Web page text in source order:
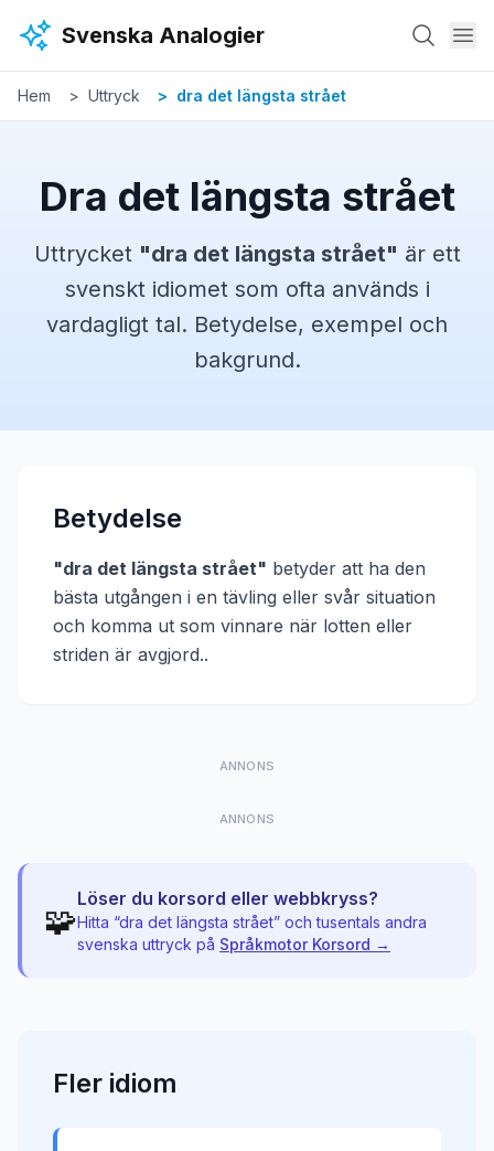
Svenska Analogier
Hem Uttryck dra det längsta strået
Dra det längsta strået
Uttrycket "dra det längsta strået" är ett
svenskt idiomet som ofta används i
vardagligt tal. Betydelse, exempel och
bakgrund.
Betydelse
"dra det längsta strået" betyder att ha den
bästa utgången i en tävling eller svår situation
och komma ut som vinnare när lotten eller
striden är avgjord..
ANNONS
ANNONS
🧩
Löser du korsord eller webbkryss?
Hitta “dra det längsta strået” och tusentals andra
svenska uttryck på Språkmotor Korsord →
Fler idiom